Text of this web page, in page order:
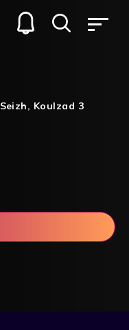
Seizh, Koulzad 3